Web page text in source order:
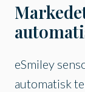
eSmiley
automatisk